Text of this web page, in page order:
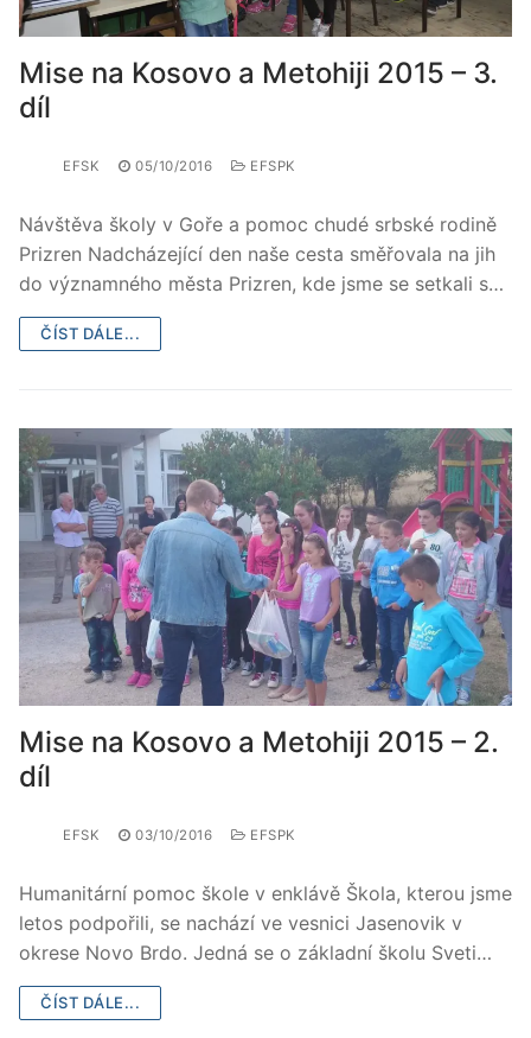
Mise na Kosovo a Metohiji 2015 – 3.
díl
EFSK 05/10/2016 EFSPK
Návštěva školy v Goře a pomoc chudé srbské rodině
Prizren Nadcházející den naše cesta směřovala na jih
do významného města Prizren, kde jsme se setkali s…
ČÍST DÁLE...
Mise na Kosovo a Metohiji 2015 – 2.
díl
EFSK 03/10/2016 EFSPK
Humanitární pomoc škole v enklávě Škola, kterou jsme
letos podpořili, se nachází ve vesnici Jasenovik v
okrese Novo Brdo. Jedná se o základní školu Sveti…
ČÍST DÁLE...